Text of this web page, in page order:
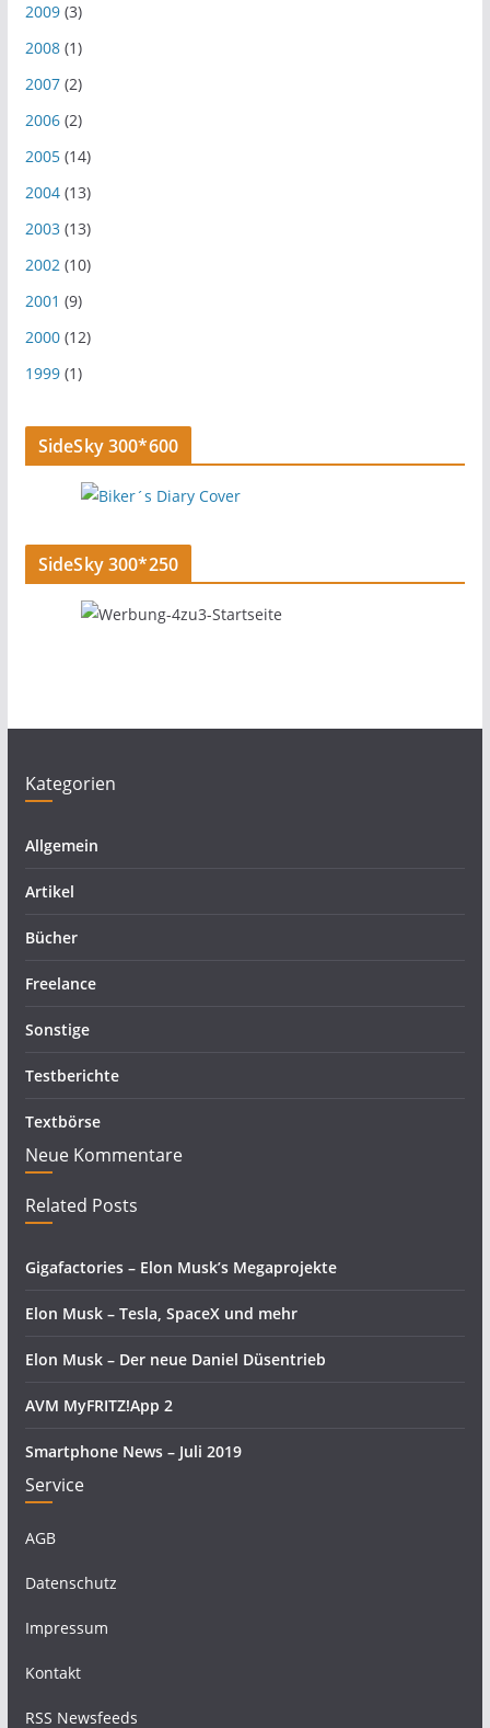
2009(3)
2008(1)
2007(2)
2006(2)
2005(14)
2004(13)
2003(13)
2002(10)
2001 (9)
2000(12)
1999(1)
SideSky 300*600
SideSky 300*250
Kategorien
Allgemein
Artikel
Bücher
Freelance
Sonstige
Testberichte
Textbörse
Neue Kommentare
Related Posts
Gigafactories – Elon Musk’s Megaprojekte
Elon Musk – Tesla, SpaceX und mehr
Elon Musk – Der neue Daniel Düsentrieb
AVM MyFRITZ!App 2
Smartphone News – Juli 2019
Service
AGB
Datenschutz
Impressum
Kontakt
RSS Newsfeeds